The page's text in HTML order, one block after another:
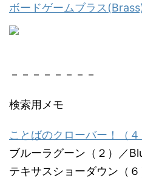
ボードゲームブラス
－－－－－－－－
検索用メモ
ことばのクローバー！（４
ブルーラグーン（２）／
テキサスショーダウン（